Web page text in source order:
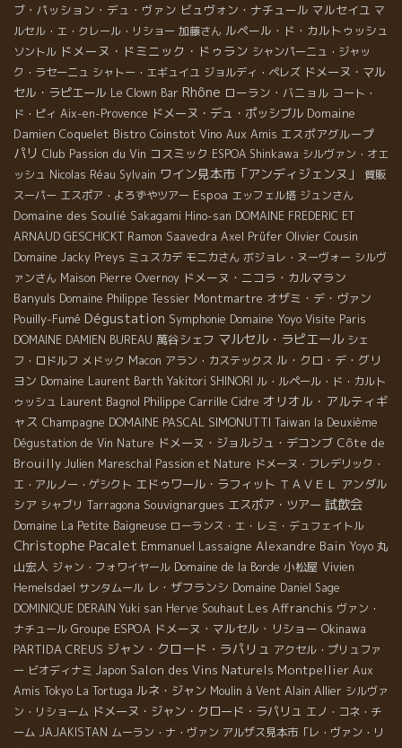
ブ・パッション・デュ・ヴァン ビュヴォン・ナチュール マルセイユ マ
ルセル・エ・クレール・リショー 加藤さん ルペール・ド・カルトゥッシュ
ソントル ドメーヌ・ドミニック・ドゥラン シャンパーニュ・ジャッ
ク・ラセーニュ シャトー・エギュイユ ジョルディ・ペレズ ドメーヌ・マル
セル・ラピエール Le Clown Bar Rhône ローラン・バニョル コート・
ド・ピィ Aix-en-Provence ドメーヌ・デュ・ポッシブル Domaine
Damien Coquelet Bistro Coinstot Vino Aux Amis エスポアグループ
パリ Club Passion du Vin コスミック ESPOA Shinkawa シルヴァン・オエ
ッシュ Nicolas Réau Sylvain ワイン見本市「アンディジェンヌ」
質販
スーパー エスポア・よろずやツアー Espoa エッフェル塔 ジュンさん
Domaine des Soulié Sakagami Hino-san DOMAINE FREDERIC ET
ARNAUD GESCHICKT Ramon Saavedra Axel Prüfer Olivier Cousin
Domaine Jacky Preys ミュスカデ モニカさん ボジョレ・ヌーヴォー シルヴ
ァンさん Maison Pierre Overnoy ドメーヌ・ニコラ・カルマラン
Banyuls Domaine Philippe Tessier Montmartre オザミ・デ・ヴァン
Pouilly-Fumé Dégustation Symphonie Domaine Yoyo Visite Paris
DOMAINE DAMIEN BUREAU 萬谷シェフ マルセル・ラピエール シェ
フ・ロドルフ メドック Macon アラン・カステックス ル・クロ・デ・グリ
ヨン Domaine Laurent Barth Yakitori SHINORI ル・ルペール・ド・カルト
ゥッシュ Laurent Bagnol Philippe Carrille Cidre オリオル・アルティギ
ャス Champagne DOMAINE PASCAL SIMONUTTI Taiwan la Deuxième
Dégustation de Vin Nature ドメーヌ・ジョルジュ・デコンブ Côte de
Brouilly Julien Mareschal Passion et Nature ドメーヌ・フレデリック・
エ・アルノー・ゲシクト エドゥワール・ラフィット ＴＡＶＥＬ アンダル
シア シャブリ Tarragona Souvignargues エスポア・ツアー 試飲会
Domaine La Petite Baigneuse ローランス・エ・レミ・デュフェイトル
Christophe Pacalet Emmanuel Lassaigne Alexandre Bain Yoyo 丸
山宏人 ジャン・フォワイヤール Domaine de la Borde 小松屋 Vivien
Hemelsdael サンタムール レ・ザフランシ Domaine Daniel Sage
DOMINIQUE DERAIN Yuki san Herve Souhaut Les Affranchis ヴァン・
ナチュール Groupe ESPOA ドメーヌ・マルセル・リショー Okinawa
PARTIDA CREUS ジャン・クロード・ラパリュ アクセル・プリュファ
ー ビオディナミ Japon Salon des Vins Naturels Montpellier Aux
Amis Tokyo La Tortuga ルネ・ジャン Moulin à Vent Alain Allier シルヴァ
ン・リショーム ドメーヌ・ジャン・クロード・ラパリュ エノ・コネ・チ
ーム JAJAKISTAN ムーラン・ナ・ヴァン アルザス見本市「レ・ヴァン・リ